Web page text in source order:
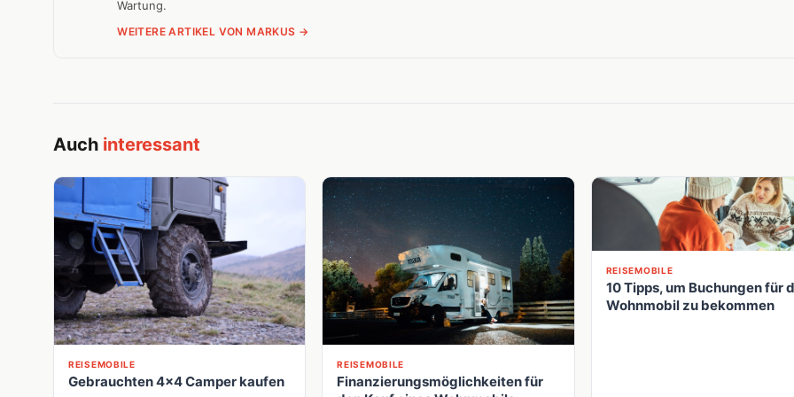
Wartung.
WEITERE ARTIKEL VON MARKUS →
Auch interessant
REISEMOBILE
Gebrauchten 4x4 Camper kaufen
REISEMOBILE
Finanzierungsmöglichkeiten für
REISEMOBILE
10 Tipps, um Buchungen für
Wohnmobil zu bekommen